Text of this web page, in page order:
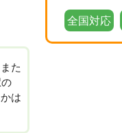
た
は
全国対応